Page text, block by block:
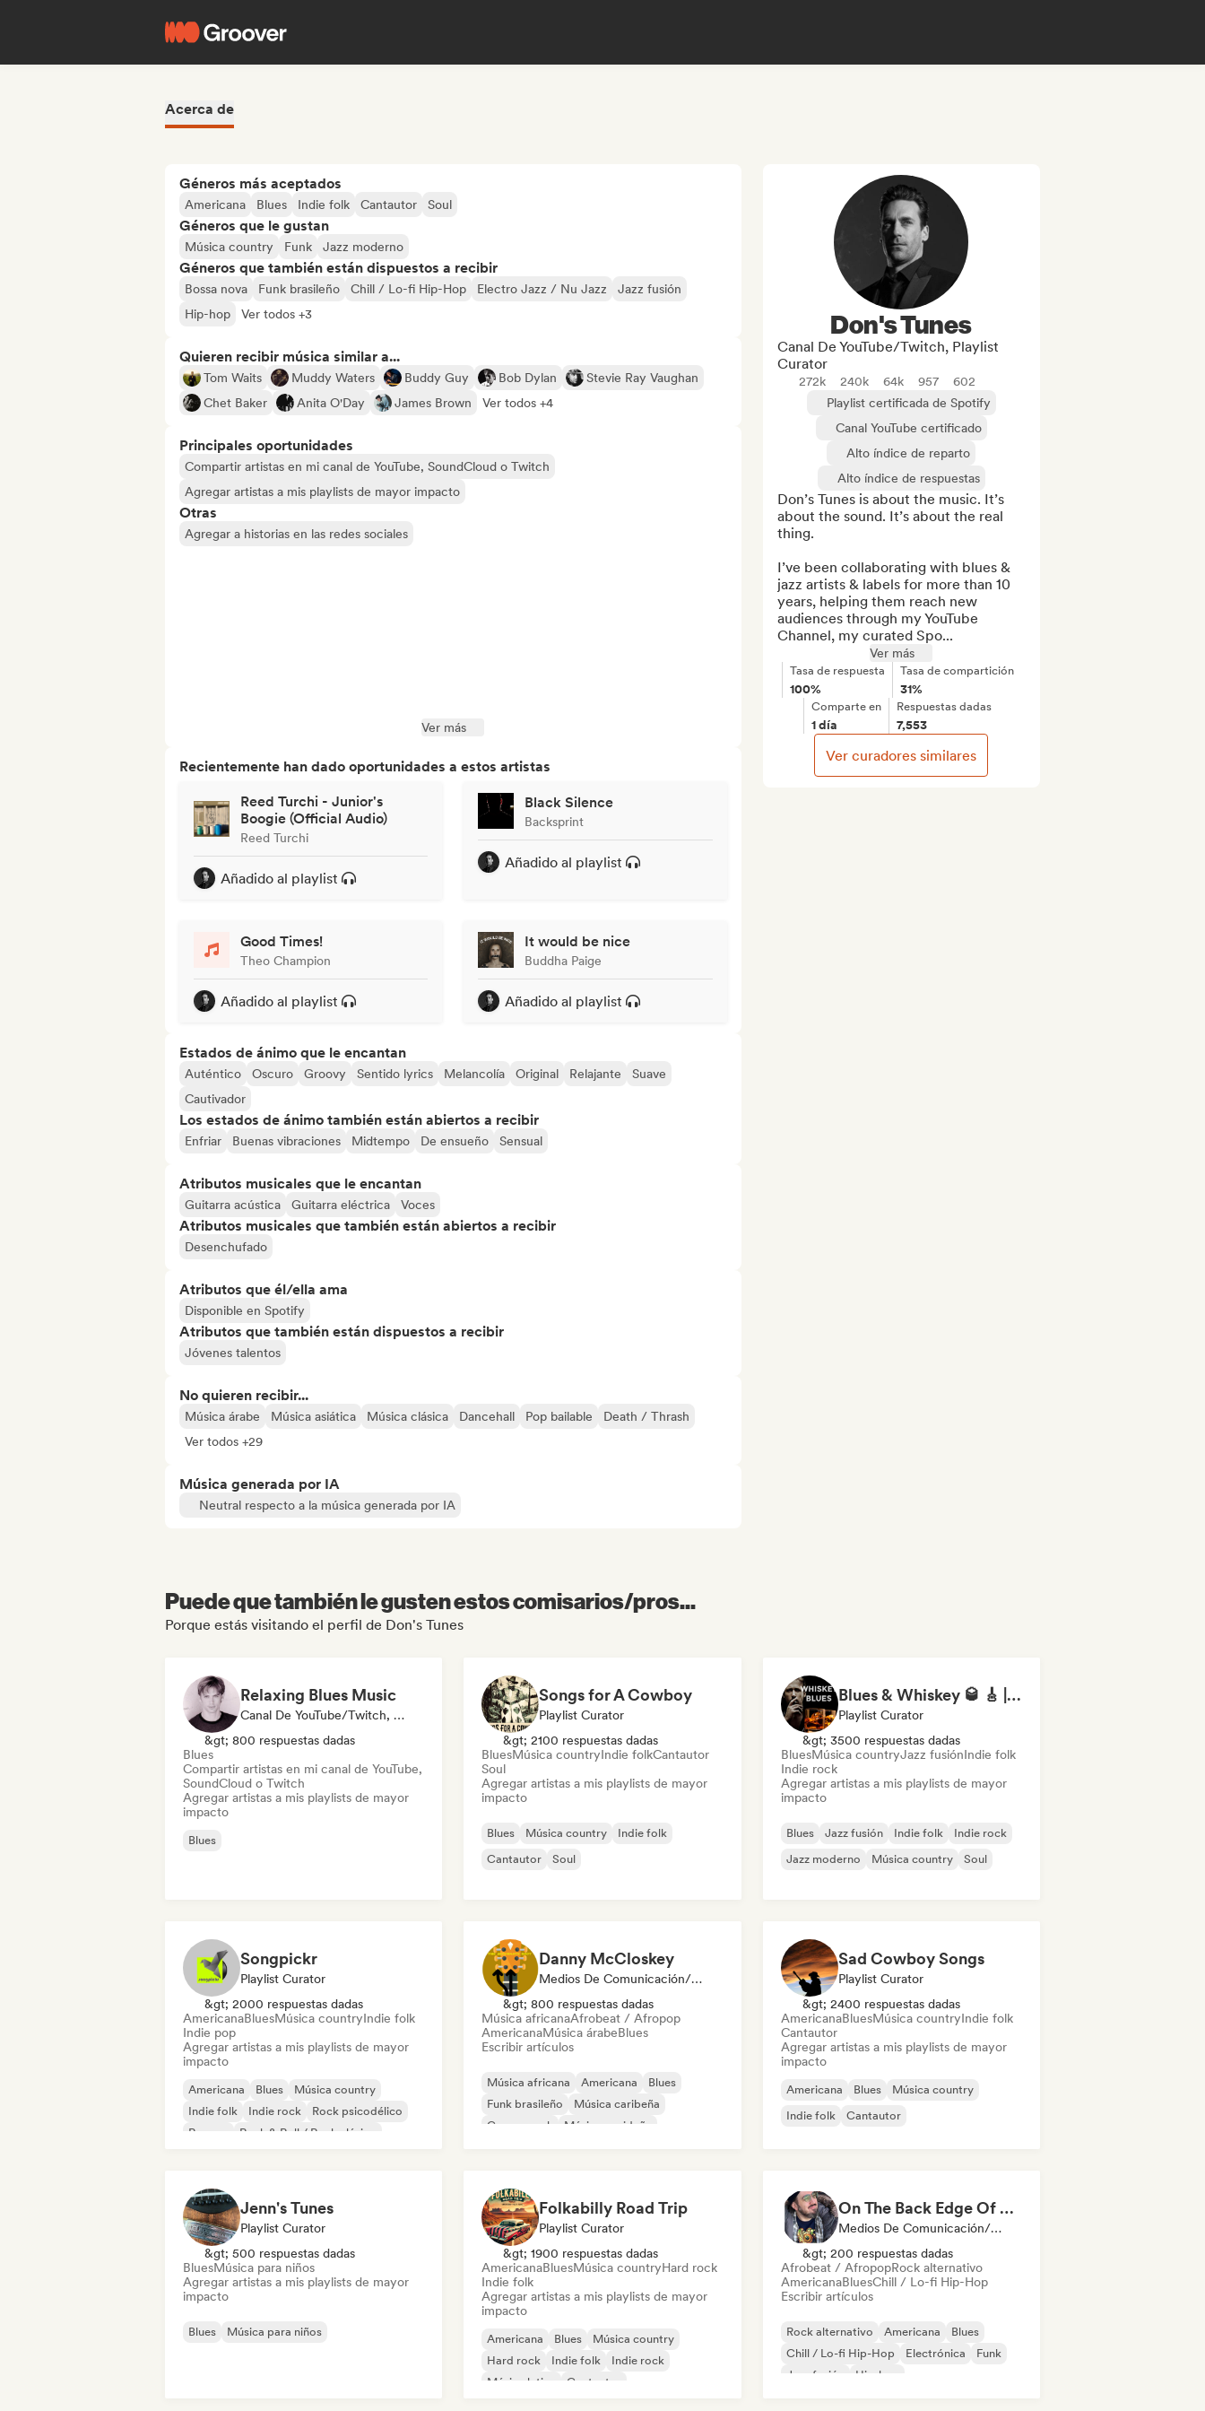
Acerca de
Géneros más aceptados
Americana Blues Indie folk Cantautor Soul
Géneros que le gustan
Música country Funk Jazz moderno
Géneros que también están dispuestos a recibir
Bossa nova Funk brasileño Chill / Lo-fi Hip-Hop Electro Jazz / Nu Jazz
Jazz fusión
Hip-hop
Ver todos +3
Quieren recibir música similar a...
Tom Waits Muddy Waters Buddy Guy Bob Dylan
Stevie Ray Vaughan
Chet Baker
Anita O'Day James Brown Ver todos +4
Principales oportunidades
Compartir artistas en mi canal de YouTube, SoundCloud o Twitch
Agregar artistas a mis playlists de mayor impacto
Otras
Agregar a historias en las redes sociales
Ver más
Recientemente han dado oportunidades a estos artistas
Reed Turchi - Junior's
Boogie (Official Audio)
Reed Turchi
Añadido al playlist
Black Silence
Backsprint
Añadido al playlist
Good Times!
Theo Champion
Añadido al playlist
It would be nice
Buddha Paige
Añadido al playlist
Estados de ánimo que le encantan
Auténtico Oscuro Groovy Sentido lyrics Melancolía Original Relajante
Suave
Cautivador
Los estados de ánimo también están abiertos a recibir
Enfriar Buenas vibraciones Midtempo De ensueño Sensual
Atributos musicales que le encantan
Guitarra acústica Guitarra eléctrica Voces
Atributos musicales que también están abiertos a recibir
Desenchufado
Atributos que él/ella ama
Disponible en Spotify
Atributos que también están dispuestos a recibir
Jóvenes talentos
No quieren recibir...
Música árabe Música asiática Música clásica Dancehall Pop bailable
Death / Thrash
Ver todos +29
Música generada por IA
Neutral respecto a la música generada por IA
Don's Tunes
Canal De YouTube/Twitch, Playlist
Curator
272k 240k 64k 957
602
Playlist certificada de Spotify
Canal YouTube certificado
Alto índice de reparto
Alto índice de respuestas
Don’s Tunes is about the music. It’s
about the sound. It’s about the real
thing.
I’ve been collaborating with blues &
jazz artists & labels for more than 10
years, helping them reach new
audiences through my YouTube
Channel, my curated Spo...
Ver más
Tasa de respuesta
100%
Tasa de compartición
31%
Comparte en
1 día
Respuestas dadas
7,553
Ver curadores similares
Puede que también le gusten estos comisarios/pros...
Porque estás visitando el perfil de Don's Tunes
Relaxing Blues Music
Canal De YouTube/Twitch, Playlist Curator
&gt; 800 respuestas dadas
Blues
Compartir artistas en mi canal de YouTube,
SoundCloud o Twitch
Agregar artistas a mis playlists de mayor
impacto
Blues
Songs for A Cowboy
Playlist Curator
&gt; 2100 respuestas dadas
BluesMúsica countryIndie folkCantautor
Soul
Agregar artistas a mis playlists de mayor
impacto
Blues Música country
Indie folk
Cantautor
Soul
Blues & Whiskey 🥃 🎸 | +300k Followers
Playlist Curator
&gt; 3500 respuestas dadas
BluesMúsica countryJazz fusiónIndie folk
Indie rock
Agregar artistas a mis playlists de mayor
impacto
Blues Jazz fusión Indie folk
Indie rock
Jazz moderno
Música country Soul
Songpickr
Playlist Curator
&gt; 2000 respuestas dadas
AmericanaBluesMúsica countryIndie folk
Indie pop
Agregar artistas a mis playlists de mayor
impacto
Americana Blues
Música country
Indie folk
Indie rock
Rock psicodélico
Reggae
Rock & Roll / Rock clásico
Danny McCloskey
Medios De Comunicación/Periodista
&gt; 800 respuestas dadas
Música africanaAfrobeat / Afropop
AmericanaMúsica árabeBlues
Escribir artículos
Música africana Americana
Blues
Funk brasileño
Música caribeña
Garage rock
Música navideña
Sad Cowboy Songs
Playlist Curator
&gt; 2400 respuestas dadas
AmericanaBluesMúsica countryIndie folk
Cantautor
Agregar artistas a mis playlists de mayor
impacto
Americana Blues
Música country
Indie folk
Cantautor
Jenn's Tunes
Playlist Curator
&gt; 500 respuestas dadas
BluesMúsica para niños
Agregar artistas a mis playlists de mayor
impacto
Blues Música para niños
Folkabilly Road Trip
Playlist Curator
&gt; 1900 respuestas dadas
AmericanaBluesMúsica countryHard rock
Indie folk
Agregar artistas a mis playlists de mayor
impacto
Americana Blues
Música country
Hard rock
Indie folk
Indie rock
Música latina
Cantautor
On The Back Edge Of The Beat
Medios De Comunicación/Periodista
&gt; 200 respuestas dadas
Afrobeat / AfropopRock alternativo
AmericanaBluesChill / Lo-fi Hip-Hop
Escribir artículos
Rock alternativo Americana
Blues
Chill / Lo-fi Hip-Hop
Electrónica
Funk
Jazz fusión
Hip-hop